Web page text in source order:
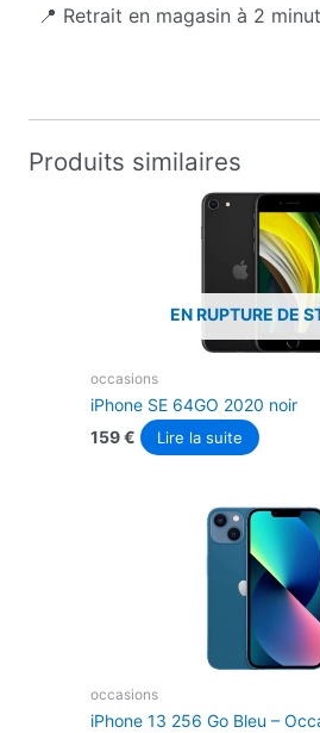
📍 Retrait en magasin à 2
Produits similaires
EN RUPTURE DE
occasions
iPhone SE 64GO 2020 noir
159€ Lire la suite
occasions
iPhone 13 256 Go Bleu –